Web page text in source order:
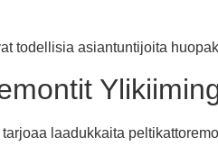
todellisia asiantuntijoita
laadukkaita